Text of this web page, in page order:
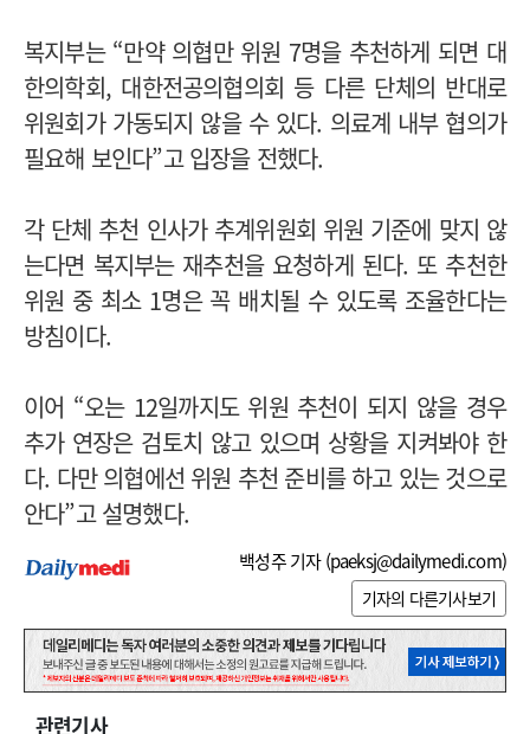
복지부는 “만약 의협만 위원 7명을 추천하게 되면 대
한의학회, 대한전공의협의회 등 다른 단체의 반대로
위원회가 가동되지 않을 수 있다. 의료계 내부 협의가
필요해 보인다”고 입장을 전했다.
각 단체 추천 인사가 추계위원회 위원 기준에 맞지 않
는다면 복지부는 재추천을 요청하게 된다. 또 추천한
위원 중 최소 1명은 꼭 배치될 수 있도록 조율한다는
방침이다.
이어 “오는 12일까지도 위원 추천이 되지 않을 경우
추가 연장은 검토치 않고 있으며 상황을 지켜봐야 한
다. 다만 의협에선 위원 추천 준비를 하고 있는 것으로
안다”고 설명했다.
백성주 기자 (paeksj@dailymedi.com)
기자의 다른기사보기
관련기사